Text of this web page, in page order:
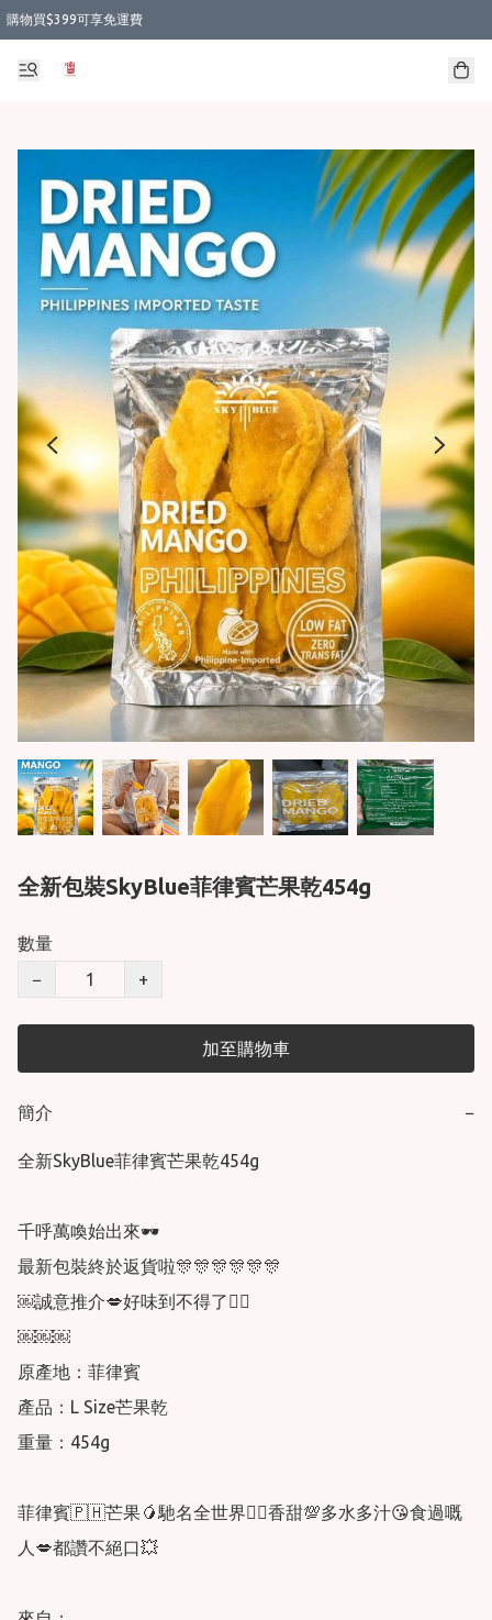
購物買$399可享免運費
全新包裝SkyBlue菲律賓芒果乾454g
數量
−
+
加至購物車
簡介 −
全新SkyBlue菲律賓芒果乾454g
千呼萬喚始出來🕶
最新包裝終於返貨啦🎊🎊🎊🎊🎊🎊
￼誠意推介💋好味到不得了👍🏻
￼￼￼
原產地：菲律賓
產品：L Size芒果乾
重量：454g
菲律賓🇵🇭芒果🥭馳名全世界👍🏻香甜💯多水多汁😘食過嘅
人💋都讚不絕口💥